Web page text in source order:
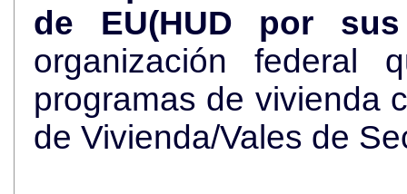
de EU(HUD por
organización federal
programas de vivienda
de Vivienda/Vales de